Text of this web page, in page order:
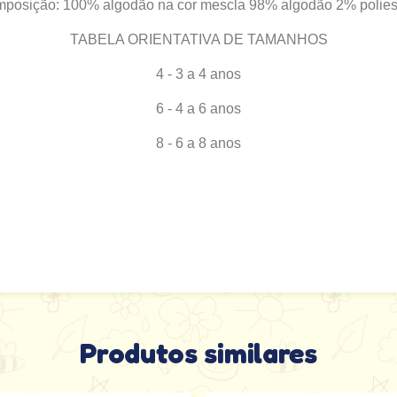
100% algodão na cor mescla 98% algodão 2%
TABELA ORIENTATIVA DE TAMANHOS
4 - 3 a 4 anos
6 - 4 a 6 anos
8 - 6 a 8 anos
Produtos similares